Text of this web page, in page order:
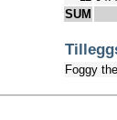
SUM
Foggy